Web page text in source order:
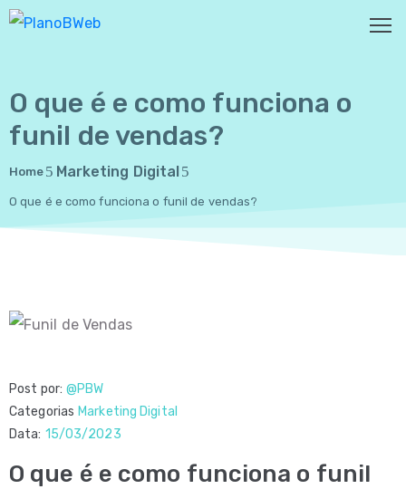
HOME
SOBRE
NÓS
SERVIÇOS
BLOG
O que é e como funciona o
funil de vendas?
Home Marketing Digital
O que é e como funciona o funil de vendas?
Post por: @PBW
Categorias Marketing Digital
Data: 15/03/2023
O que é e como funciona o funil